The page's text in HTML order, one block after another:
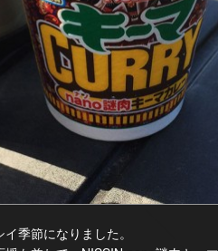
季節になりました。